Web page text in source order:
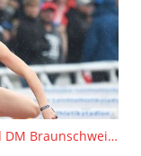
Mehrkampfmeisterschaften und DM Braunschweig | Wochenend-Ausblick